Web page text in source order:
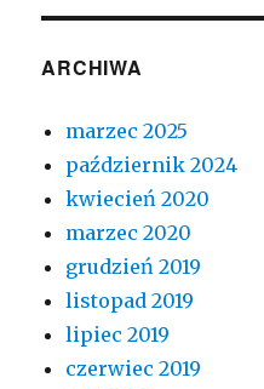
ARCHIWA
marzec 2025
październik 2024
kwiecień 2020
marzec 2020
grudzień 2019
listopad 2019
lipiec 2019
czerwiec 2019